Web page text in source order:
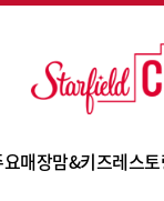
매장맘&키즈레스